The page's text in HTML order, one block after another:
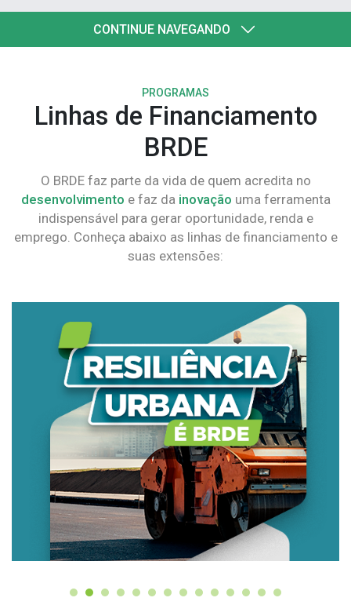
CONTINUE NAVEGANDO
PROGRAMAS
Linhas de Financiamento
BRDE
O BRDE faz parte da vida de quem acredita no
desenvolvimento e faz da inovação uma ferramenta
indispensável para gerar oportunidade, renda e
emprego. Conheça abaixo as linhas de financiamento e
suas extensões: